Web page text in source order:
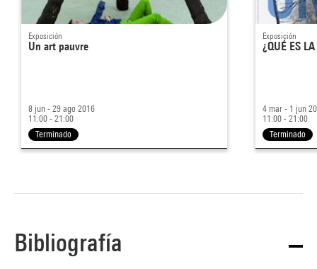
Exposición
Un art pauvre
8 jun - 29 ago 2016
11:00 - 21:00
Terminado
Exposición
¿QUÉ ES
4 mar - 1 jun
11:00 - 21:00
Terminado
Bibliografía